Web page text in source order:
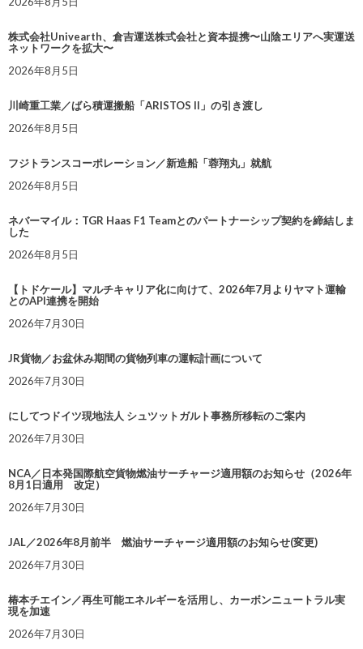
株式会社Univearth、倉吉運送株式会社と資本提携〜山陰エリアへ実運送
ネットワークを拡大〜
2026年8月5日
川崎重工業／ばら積運搬船「ARISTOS II」の引き渡し
2026年8月5日
フジトランスコーポレーション／新造船「蓉翔丸」就航
2026年8月5日
ネバーマイル：TGR Haas F1 Teamとのパートナーシップ契約を締結しま
した
2026年8月5日
【トドケール】マルチキャリア化に向けて、2026年7月よりヤマト運輸
とのAPI連携を開始
2026年7月30日
JR貨物／お盆休み期間の貨物列車の運転計画について
2026年7月30日
にしてつドイツ現地法人 シュツットガルト事務所移転のご案内
2026年7月30日
NCA／日本発国際航空貨物燃油サーチャージ適用額のお知らせ（2026年
8月1日適用 改定）
2026年7月30日
JAL／2026年8月前半 燃油サーチャージ適用額のお知らせ(変更)
2026年7月30日
椿本チエイン／再生可能エネルギーを活用し、カーボンニュートラル実
現を加速
2026年7月30日